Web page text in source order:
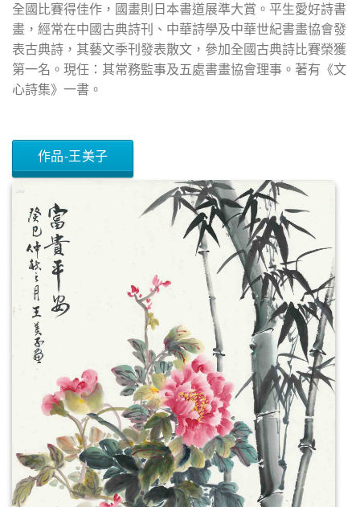
全國比賽得佳作，國畫則日本書道展準大賞。平生愛好詩書
畫，經常在中國古典詩刊、中華詩學及中華世紀書畫協會發
表古典詩，其藝文季刊發表散文，參加全國古典詩比賽榮獲
第一名。現任：其常務監事及五處書畫協會理事。著有《文
心詩集》一書。
作品-王美子